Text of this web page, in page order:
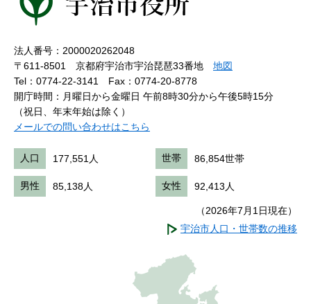
法人番号：2000020262048
〒611-8501 京都府宇治市宇治琵琶33番地 地図
Tel：0774-22-3141
Fax：0774-20-8778
開庁時間：月曜日から金曜日 午前8時30分から午後5時15分
（祝日、年末年始は除く）
メールでの問い合わせはこちら
人口 177,551人 世帯 86,854世帯
男性 85,138人 女性 92,413人
（2026年7月1日現在）
宇治市人口・世帯数の推移